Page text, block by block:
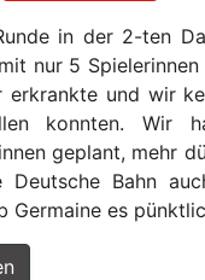
in der 2-ten
nur 5
erkrankte und wir
konnten. Wir
geplant, mehr
Deutsche Bahn
Germaine es